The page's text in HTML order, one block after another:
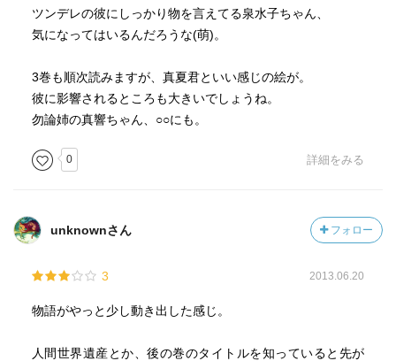
ツンデレの彼にしっかり物を言えてる泉水子ちゃん、
気になってはいるんだろうな(萌)。
3巻も順次読みますが、真夏君といい感じの絵が。
彼に影響されるところも大きいでしょうね。
勿論姉の真響ちゃん、○○にも。
0 詳細をみる
unknownさん フォロー
3 2013.06.20
物語がやっと少し動き出した感じ。
人間世界遺産とか、後の巻のタイトルを知っていると先が